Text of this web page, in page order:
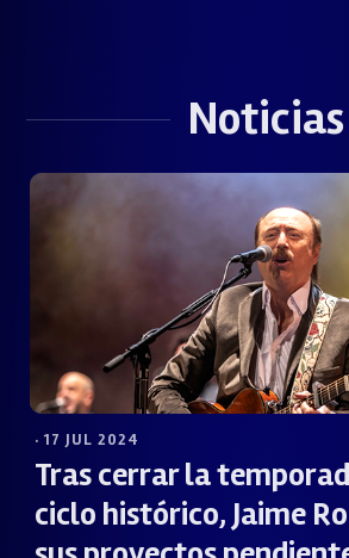
Noticias
· 17 JUL 2024
Tras cerrar la
ciclo histórico, Jaime